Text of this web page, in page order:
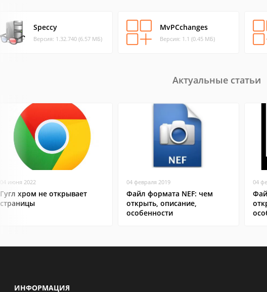
Speccy
Версия: 1.32.740 (6.57 МБ)
MvPCchanges
Версия: 1.1 (0.45 МБ)
Актуальные статьи
04 июня 2022
Гугл хром не открывает
страницы
04 февраля 2019
Файл формата NEF: чем
открыть, описание,
особенности
04
ИНФОРМАЦИЯ